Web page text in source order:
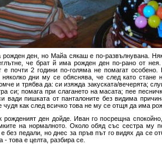
ден, но Майа сякаш е по-развълнувана.
че брат й има рожден ден по-рано от
е почти 2 години по-голяма не помагат
дни му се обяснява, че след като стане
и трябва да: си изяжда закуската/вечерята;
си; помага при слагането на масата; пее
вади пишката от панталоните без видима
чудя как след всичко това не му се отщя да има
рожденият ден дойде. Иван го посрещна
на нормалното. Около обяд със сестра му
без педали, но днес за пръв път го видях да се
- това е целта, разбира се.